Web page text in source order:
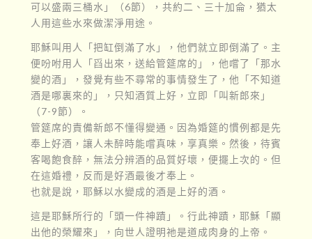
可以盛兩三桶水」（6節），共約二、三十加侖，猶太
人用這些水來做潔淨用途。
耶穌叫用人「把缸倒滿了水」，他們就立即倒滿了。主
便吩咐用人「舀出來，送給管筵席的」，他嚐了「那水
變的酒」，發覺有些不尋常的事情發生了，他「不知道
酒是哪裏來的」，只知酒質上好，立即「叫新郎來」
（7-9節）。
管筵席的責備新郎不懂得變通。因為婚筵的慣例都是先
奉上好酒，讓人未醉時能嚐真味，享真樂。然後，待賓
客喝飽食醉，無法分辨酒的品質好壞，便擺上次的。但
在這婚禮，反而是好酒最後才奉上。
也就是說，耶穌以水變成的酒是上好的酒。
這是耶穌所行的「頭一件神蹟」。行此神蹟，耶穌「顯
出他的榮耀來」，向世人證明祂是道成肉身的上帝。